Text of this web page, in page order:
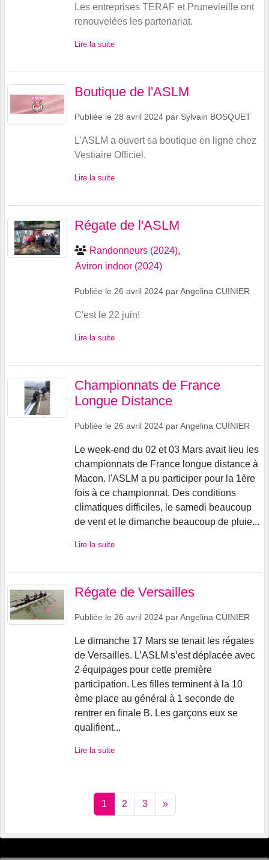
Les entreprises TERAF et Prunevieille ont
renouvelées les partenariat.
Lire la suite
Boutique de l'ASLM
Publiée le 28 avril 2024 par Sylvain BOSQUET
L'ASLM a ouvert sa boutique en ligne chez
Vestiaire Officiel.
Lire la suite
Régate de l'ASLM
Randonneurs (2024)
Aviron indoor (2024)
Publiée le 26 avril 2024 parAngelina CUINIER
C'est le 22 juin!
Lire la suite
Championnats de France
Longue Distance
Publiée le 26 avril 2024 parAngelina CUINIER
Le week-end du 02 et 03 Mars avait lieu les
championnats de France longue distance à
Macon. l'ASLM a pu participer pour la 1ère
fois à ce championnat. Des conditions
climatiques difficiles, le samedi beaucoup
de vent et le dimanche beaucoup de pluie️...
Lire la suite
Régate de Versailles
Publiée le 26 avril 2024 parAngelina CUINIER
Le dimanche 17 Mars se tenait les régates
de Versailles. L’ASLM s’est déplacée avec
2 équipages pour cette première
participation. Les filles terminent à la 10
ème place au général à 1 seconde de
rentrer en finale B. Les garçons eux se
qualifient...
Lire la suite
1 2 3 »